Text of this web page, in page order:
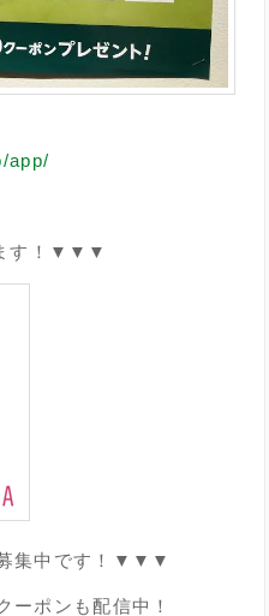
app/
す！▼▼▼
集中です！▼▼▼
ーポンも配信中！